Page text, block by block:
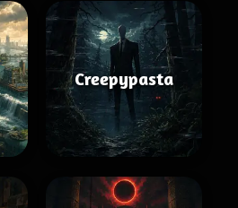
Creepypasta